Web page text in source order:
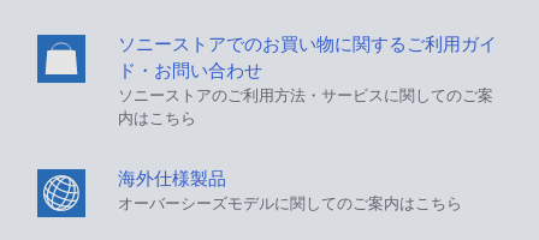
ソニーストアでのお買い物に関するご利用ガイ
ド・お問い合わせ
ソニーストアのご利用方法・サービスに関してのご案
内はこちら
海外仕様製品
オーバーシーズモデルに関してのご案内はこちら